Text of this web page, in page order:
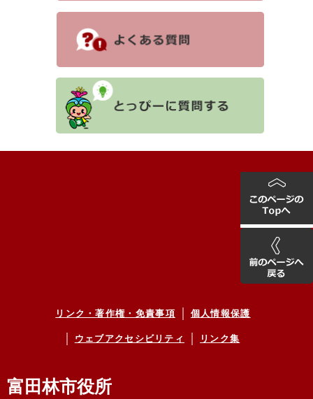
リンク・著作権・免責事項 個人情報保護
ウェブアクセシビリティ リンク集
富田林市役所